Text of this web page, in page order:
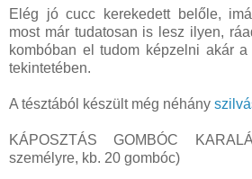
Elég jó cucc kerekedett belőle,
most már tudatosan is lesz ilyen,
kombóban el tudom képzelni akár
tekintetében.
A tésztából készült még néhány
KÁPOSZTÁS GOMBÓC
személyre, kb. 20 gombóc)